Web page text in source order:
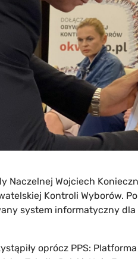
Naczelnej Wojciech
Kontroli Wyborów.
system informatyczny
oprócz PPS: